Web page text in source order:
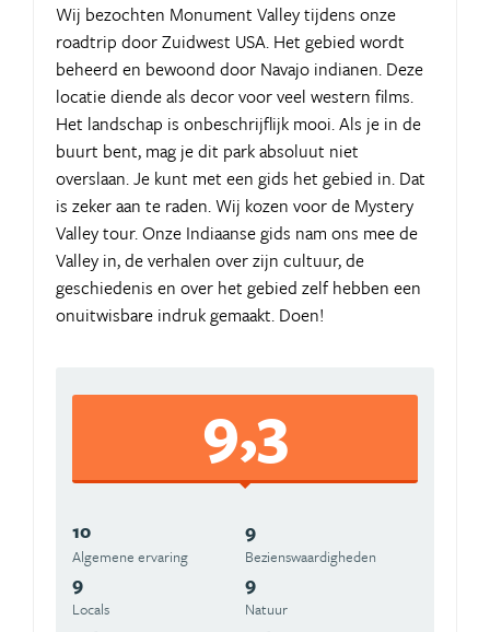
Wij bezochten Monument Valley tijdens onze
roadtrip door Zuidwest USA. Het gebied wordt
beheerd en bewoond door Navajo indianen. Deze
locatie diende als decor voor veel western films.
Het landschap is onbeschrijflijk mooi. Als je in de
buurt bent, mag je dit park absoluut niet
overslaan. Je kunt met een gids het gebied in. Dat
is zeker aan te raden. Wij kozen voor de Mystery
Valley tour. Onze Indiaanse gids nam ons mee de
Valley in, de verhalen over zijn cultuur, de
geschiedenis en over het gebied zelf hebben een
onuitwisbare indruk gemaakt. Doen!
9,3
10
Algemene ervaring
9
Beziens­waardigheden
9
Locals
9
Natuur